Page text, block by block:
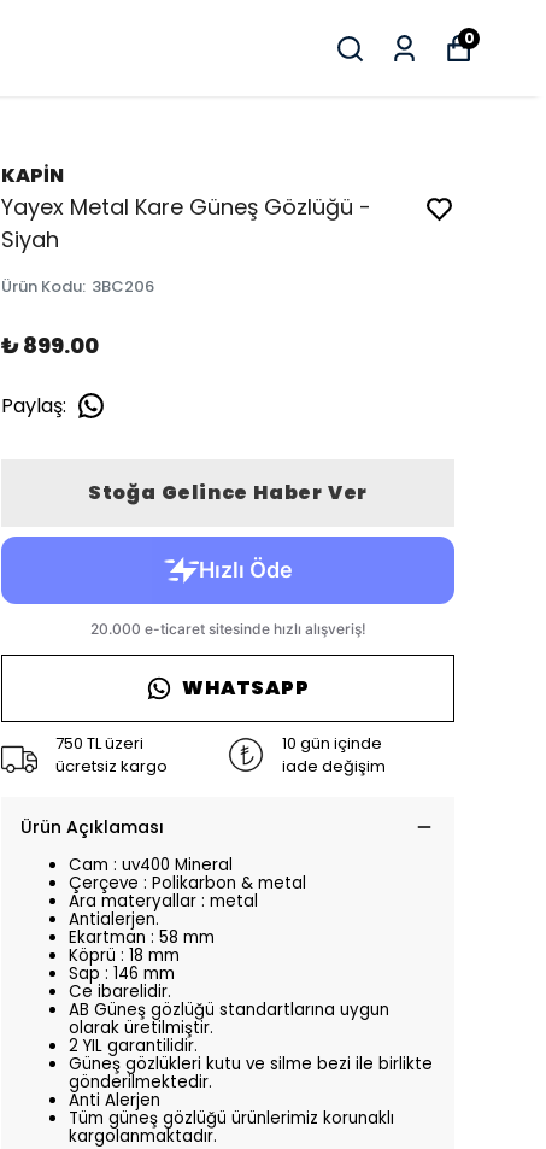
0
KAPİN
Yayex Metal Kare Güneş Gözlüğü -
Siyah
Ürün Kodu: 3BC206
₺ 899.00
Paylaş:
Stoğa Gelince Haber Ver
WHATSAPP
750 TL üzeri
ücretsiz kargo
10 gün içinde
iade değişim
Ürün Açıklaması
Cam : uv400 Mineral
Çerçeve : Polikarbon & metal
Ara materyallar : metal
Antialerjen.
Ekartman : 58 mm
Köprü : 18 mm
Sap : 146 mm
Ce ibarelidir.
AB Güneş gözlüğü standartlarına uygun
olarak üretilmiştir.
2 YIL garantilidir.
Güneş gözlükleri kutu ve silme bezi ile birlikte
gönderilmektedir.
Anti Alerjen
Tüm güneş gözlüğü ürünlerimiz korunaklı
kargolanmaktadır.